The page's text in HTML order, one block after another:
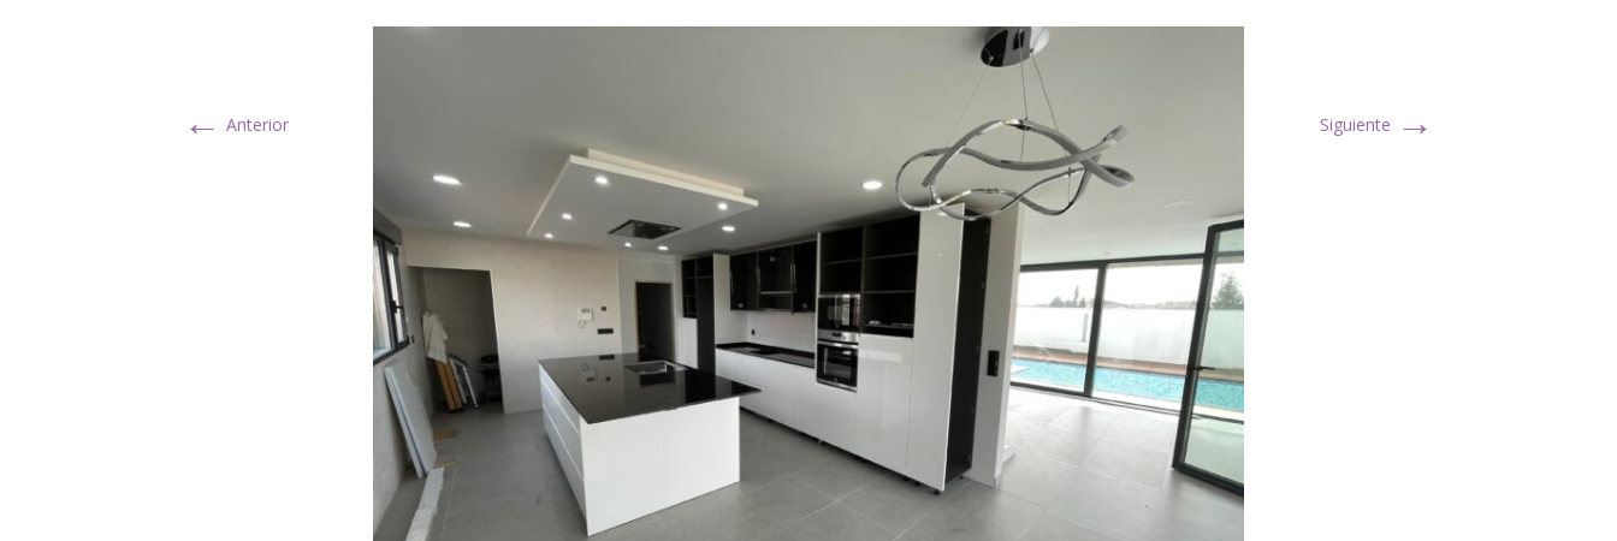
← Anterior Siguiente →